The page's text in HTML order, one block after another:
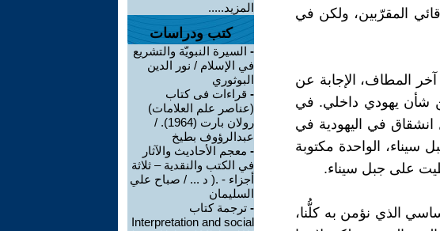
المقرّبين، ولكن في
المطاف، الإجابة عن
شأن يهودي داخلي. في
قبل قرابة ١٣٠٠ سنة حصل انشقاق في اليهودية في
سيناء، الواحدة مكتوبة
على جبل سيناء.
الذي نؤمن به كلُّنا،
المزيد.....
كتب ودراسات
- السيرة النبويّة والتشريع
في الإسلام / نور الدين
البوثوري
- قراءات فى كتاب
(عناصر علم العلامات)
رولان بارت (1964). /
عبدالرؤوف بطيخ
- معجم الأحاديث والآثار
في الكتب والنقدية – ثلاثة
أجزاء - .( د ... / صباح علي
السليمان
- ترجمة كتاب
Interpretation and social